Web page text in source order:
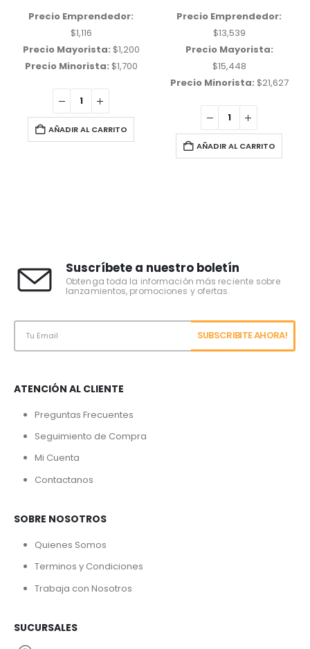
Precio Emprendedor:
$1,116
Precio Mayorista: $1,200
Precio Minorista: $1,700
AÑADIR AL CARRITO
Precio Emprendedor:
$13,539
Precio Mayorista:
$15,448
Precio Minorista: $21,627
AÑADIR AL CARRITO
Suscríbete a nuestro boletín
Obtenga toda la información más reciente sobre
lanzamientos, promociones y ofertas.
ATENCIÓN AL CLIENTE
Preguntas Frecuentes
Seguimiento de Compra
Mi Cuenta
Contactanos
SOBRE NOSOTROS
Quienes Somos
Terminos y Condiciones
Trabaja con Nosotros
SUCURSALES